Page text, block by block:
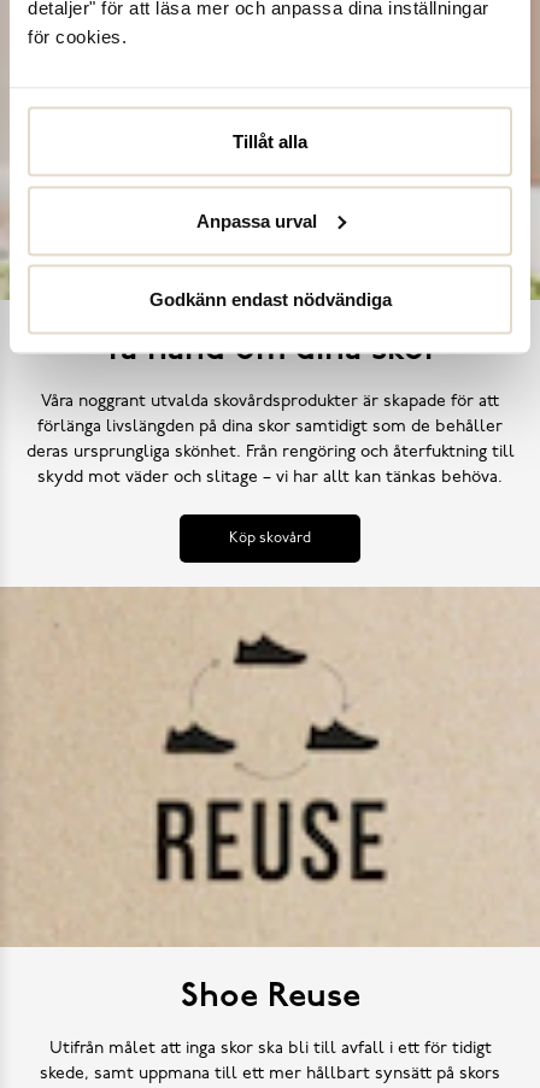
detaljer" för att läsa mer och anpassa dina inställningar
för cookies.
Tillåt alla
Anpassa urval
Godkänn endast nödvändiga
Ta hand om dina skor
Våra noggrant utvalda skovårdsprodukter är skapade för att
förlänga livslängden på dina skor samtidigt som de behåller
deras ursprungliga skönhet. Från rengöring och återfuktning till
skydd mot väder och slitage – vi har allt kan tänkas behöva.
Köp skovård
Shoe Reuse
Utifrån målet att inga skor ska bli till avfall i ett för tidigt
skede, samt uppmana till ett mer hållbart synsätt på skors